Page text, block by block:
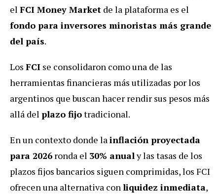
el FCI Money Market de la plataforma es el
fondo para inversores minoristas más grande
del país.
Los FCI se consolidaron como una de las
herramientas financieras más utilizadas por los
argentinos que buscan hacer rendir sus pesos más
allá del plazo fijotradicional.
En un contexto donde lainflación proyectada
para 2026 ronda el 30% anualy las tasas de los
plazos fijos bancarios siguen comprimidas, los FCI
ofrecen una alternativa conliquidez inmediata,